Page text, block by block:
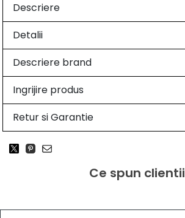
Descriere
Detalii
Descriere brand
Ingrijire produs
Retur si Garantie
Ce spun clientii